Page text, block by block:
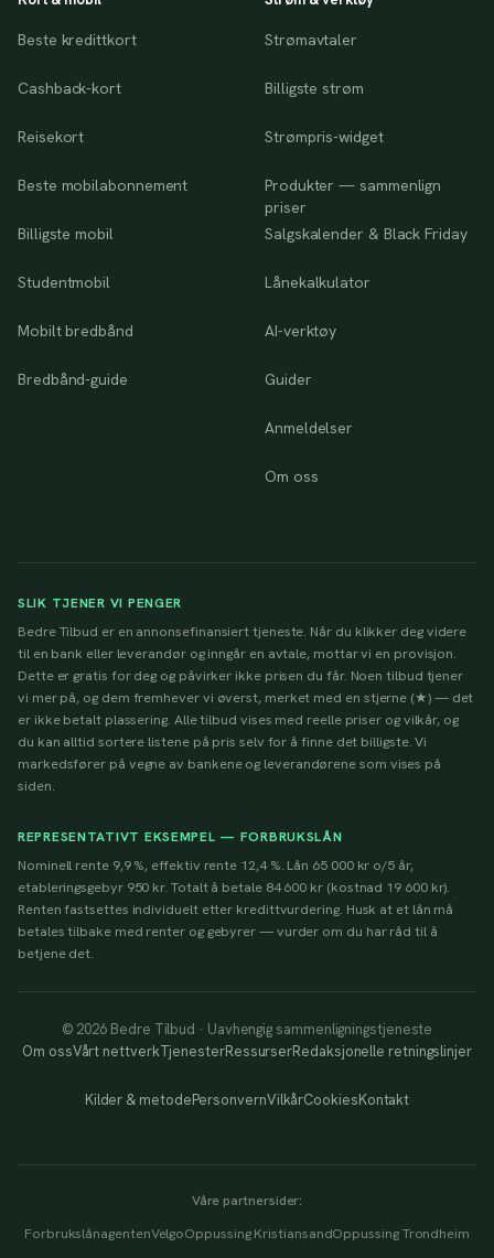
Beste kredittkort
Cashback-kort
Reisekort
Beste mobilabonnement
Billigste mobil
Studentmobil
Mobilt bredbånd
Bredbånd-guide
Strømavtaler
Billigste strøm
Strømpris-widget
Produkter — sammenlign
priser
Salgskalender & Black Friday
Lånekalkulator
AI-verktøy
Guider
Anmeldelser
Om oss
SLIK TJENER VI PENGER
Bedre Tilbud er en annonsefinansiert tjeneste. Når du klikker deg videre
til en bank eller leverandør og inngår en avtale, mottar vi en provisjon.
Dette er gratis for deg og påvirker ikke prisen du får. Noen tilbud tjener
vi mer på, og dem fremhever vi øverst, merket med en stjerne (★) — det
er ikke betalt plassering. Alle tilbud vises med reelle priser og vilkår, og
du kan alltid sortere listene på pris selv for å finne det billigste. Vi
markedsfører på vegne av bankene og leverandørene som vises på
siden.
REPRESENTATIVT EKSEMPEL — FORBRUKSLÅN
Nominell rente 9,9 %, effektiv rente 12,4 %. Lån 65 000 kr o/5 år,
etableringsgebyr 950 kr. Totalt å betale 84 600 kr (kostnad 19 600 kr).
Renten fastsettes individuelt etter kredittvurdering. Husk at et lån må
betales tilbake med renter og gebyrer — vurder om du har råd til å
betjene det.
© 2026 Bedre Tilbud · Uavhengig sammenligningstjeneste
Om ossVårt nettverkTjenesterRessurserRedaksjonelle retningslinjer
Kilder & metodePersonvernVilkårCookiesKontakt
Våre partnersider:
ForbrukslånagentenVelgoOppussing KristiansandOppussing Trondheim